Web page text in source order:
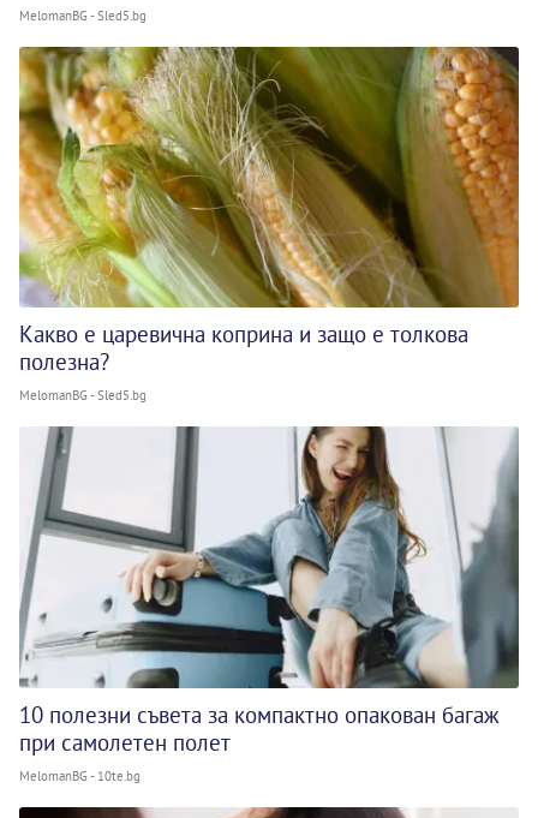
MelomanBG - Sled5.bg
Какво е царевична коприна и защо е толкова
полезна?
MelomanBG - Sled5.bg
10 полезни съвета за компактно опакован багаж
при самолетен полет
MelomanBG - 10te.bg